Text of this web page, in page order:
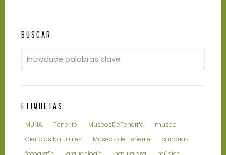
BUSCAR
ETIQUETAS
MUNA Tenerife MuseosDeTenerife
museo
Ciencias Naturales
Museos de Tenerife
canarias